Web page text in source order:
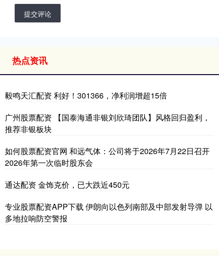
提交评论
热点资讯
毅鸣天汇配资 利好！301366，净利润增超15倍
广州股票配资 【国泰海通非银刘欣琦团队】风格回归盈利，
推荐非银板块
如何股票配资官网 和远气体：公司将于2026年7月22日召开
2026年第一次临时股东会
通达配资 金饰克价，已大跌近450元
专业股票配资APP下载 伊朗向以色列南部及中部发射导弹 以
多地拉响防空警报